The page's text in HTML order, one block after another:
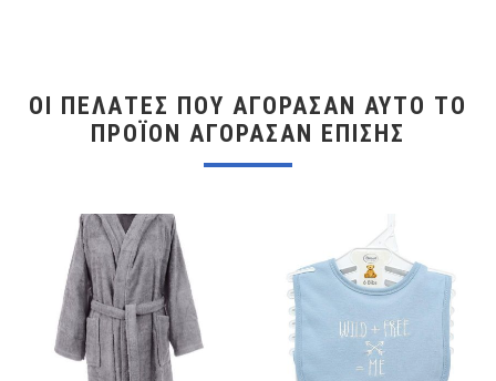
ΟΙ ΠΕΛΆΤΕΣ ΠΟΥ ΑΓΌΡΑΣΑΝ ΑΥΤΌ ΤΟ
ΠΡΟΪΌΝ ΑΓΌΡΑΣΑΝ ΕΠΊΣΗΣ